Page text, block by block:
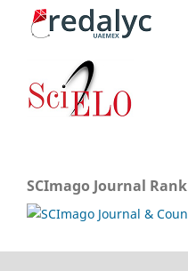
SCImago Journal Rank